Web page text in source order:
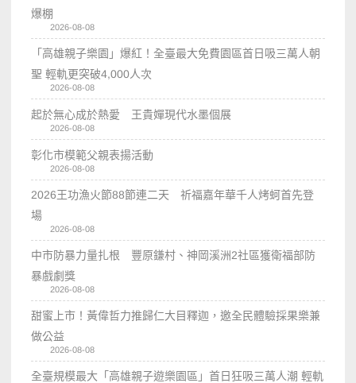
爆棚
2026-08-08
「高雄親子樂園」爆紅！全臺最大免費園區首日吸三萬人朝
聖 輕軌更突破4,000人次
2026-08-08
起於無心成於熱愛 王貴嬋現代水墨個展
2026-08-08
彰化市模範父親表揚活動
2026-08-08
2026王功漁火節88節連二天 祈福嘉年華千人烤蚵首先登
場
2026-08-08
中市防暴力量扎根 豐原鎌村、神岡溪洲2社區獲衛福部防
暴戲劇獎
2026-08-08
甜蜜上市！黃偉哲力推歸仁大目釋迦，邀全民體驗採果樂兼
做公益
2026-08-08
全臺規模最大「高雄親子遊樂園區」首日狂吸三萬人潮 輕軌